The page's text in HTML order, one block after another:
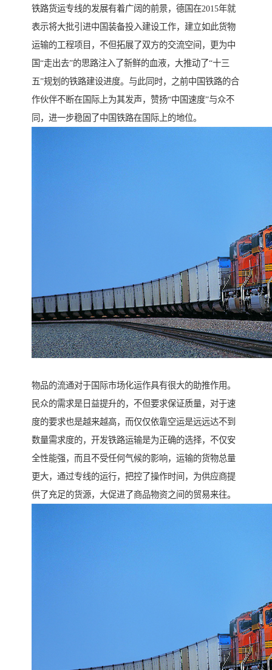
铁路货运专线的发展有着广阔的前景，德国在2015年就
表示将大批引进中国装备投入建设工作，建立如此货物
运输的工程项目，不但拓展了双方的交流空间，更为中
国“走出去”的思路注入了新鲜的血液，大推动了“十三
五”规划的铁路建设进度。与此同时，之前中国铁路的合
作伙伴不断在国际上为其发声，赞扬“中国速度”与众不
同，进一步稳固了中国铁路在国际上的地位。
物品的流通对于国际市场化运作具有很大的助推作用。
民众的需求是日益提升的，不但要求保证质量，对于速
度的要求也是越来越高，而仅仅依靠空运是远远达不到
数量需求度的，开发铁路运输是为正确的选择，不仅安
全性能强，而且不受任何气候的影响，运输的货物总量
更大，通过专线的运行，把控了操作时间，为供应商提
供了充足的货源，大促进了商品物资之间的贸易来往。